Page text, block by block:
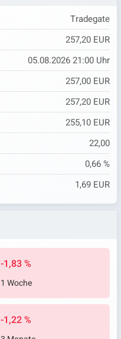
Tradegate
257,20 EUR
05.08.2026 21:00 Uhr
257,00 EUR
257,20 EUR
255,10 EUR
22,00
0,66 %
1,69 EUR
-1,83 %
1 Woche
-1,22 %